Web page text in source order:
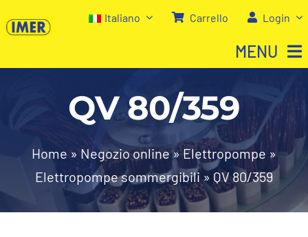
al
Italiano Carrello Login
MENU
Negozio
Chi siamo
QV 80/359
Home »Negozio online»Elettropompe »
Elettropompe sommergibili » QV 80/359